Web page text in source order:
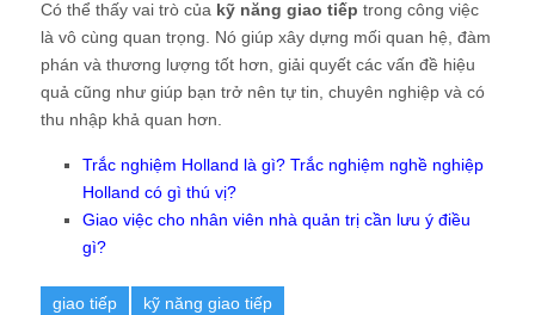
Có thể thấy vai trò của kỹ năng giao tiếp trong công việc
là vô cùng quan trọng. Nó giúp xây dựng mối quan hệ, đàm
phán và thương lượng tốt hơn, giải quyết các vấn đề hiệu
quả cũng như giúp bạn trở nên tự tin, chuyên nghiệp và có
thu nhập khả quan hơn.
Trắc nghiệm Holland là gì? Trắc nghiệm nghề nghiệp
Holland có gì thú vị?
Giao việc cho nhân viên nhà quản trị cần lưu ý điều
gì?
giao tiếp kỹ năng giao tiếp